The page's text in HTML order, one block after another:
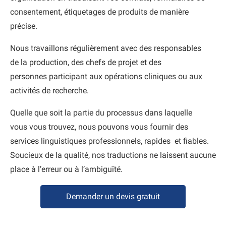
consentement, étiquetages de produits de manière
précise.
Nous travaillons régulièrement avec des responsables
de la production, des chefs de projet et des
personnes participant aux opérations cliniques ou aux
activités de recherche.
Quelle que soit la partie du processus dans laquelle
vous vous trouvez, nous pouvons vous fournir des
services linguistiques professionnels, rapides et fiables.
Soucieux de la qualité, nos traductions ne laissent aucune
place à l’erreur ou à l’ambiguïté.
Demander un devis gratuit